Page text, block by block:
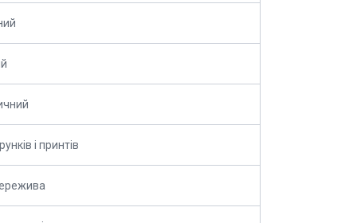
і принтів